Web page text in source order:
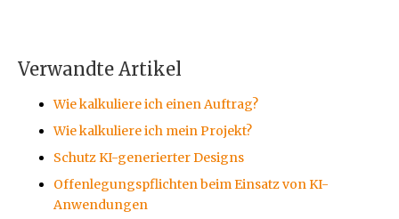
Verwandte Artikel
Wie kalkuliere ich einen Auftrag?
Wie kalkuliere ich mein Projekt?
Schutz KI-generierter Designs
Offenlegungspflichten beim Einsatz von KI-
Anwendungen